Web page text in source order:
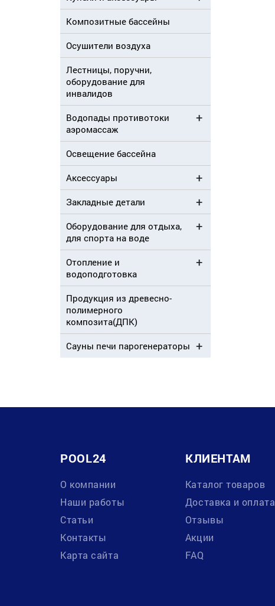
Композитные бассейны
Осушители воздуха
Лестницы, поручни,
оборудование для
инвалидов
Водопады противотоки
аэромассаж
Освещение бассейна
Аксессуары
Закладные детали
Оборудование для отдыха,
для спорта на воде
Отопление и
водоподготовка
Продукция из древесно-
полимерного
композита(ДПК)
Сауны печи парогенераторы
POOL24
О компании
Наши работы
Статьи
Контакты
Карта сайта
КЛИЕНТАМ
Каталог товаров
Доставка и оплата
Отзывы
Акции
FAQ